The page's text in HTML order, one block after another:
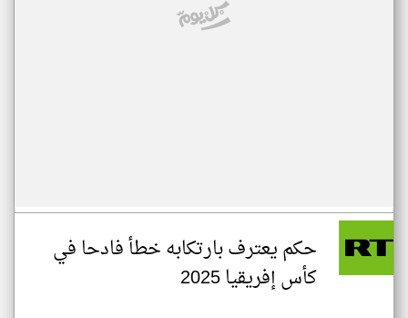
حكم يعترف بارتكابه خطأ فادحا في
كأس إفريقيا 2025